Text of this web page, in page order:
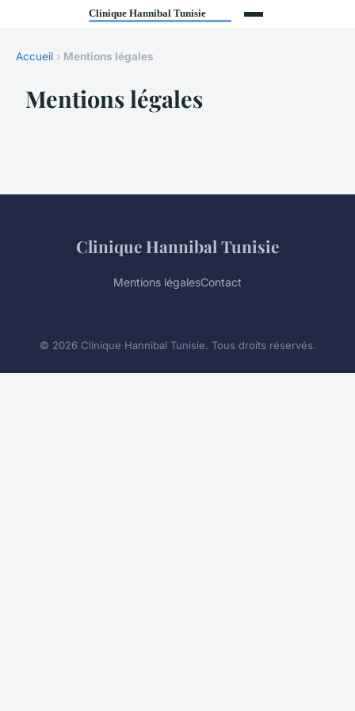
Accueil › Mentions légales
Mentions légales
Clinique Hannibal Tunisie
Mentions légalesContact
© 2026 Clinique Hannibal Tunisie. Tous droits réservés.